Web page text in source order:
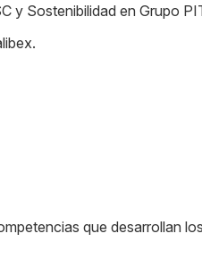
y Sostenibilidad en Grupo
que desarrollan